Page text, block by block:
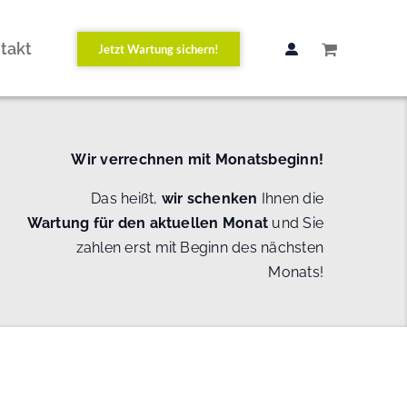
Jetzt Wartung sichern!
Wir verrechnen mit Monatsbeginn!
Das heißt, wir schenken Ihnen die
Wartung für den aktuellen Monat und Sie
zahlen erst mit Beginn des nächsten
Monats!